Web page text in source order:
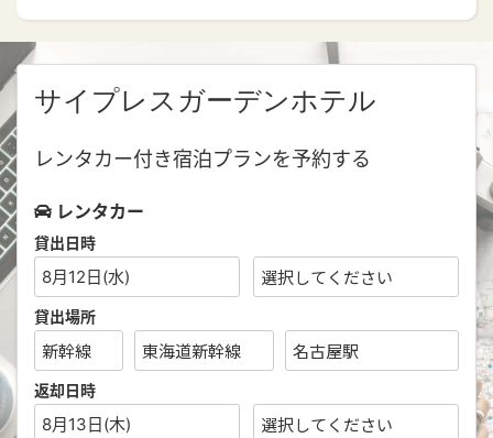
サイプレスガーデンホテル
レンタカー付き宿泊プランを予約する
レンタカー
貸出日時
8月12日(水)
貸出場所
返却日時
8月13日(木)